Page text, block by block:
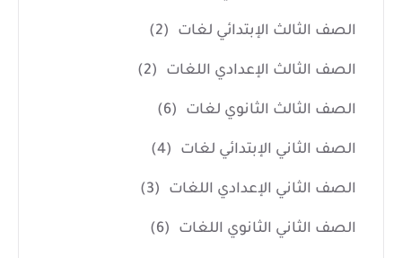
الصف الثالث الإبتدائي لغات (2)
الصف الثالث الإعدادي اللغات (2)
الصف الثالث الثانوي لغات (6)
الصف الثاني الإبتدائي لغات (4)
الصف الثاني الإعدادي اللغات (3)
الصف الثاني الثانوي اللغات (6)